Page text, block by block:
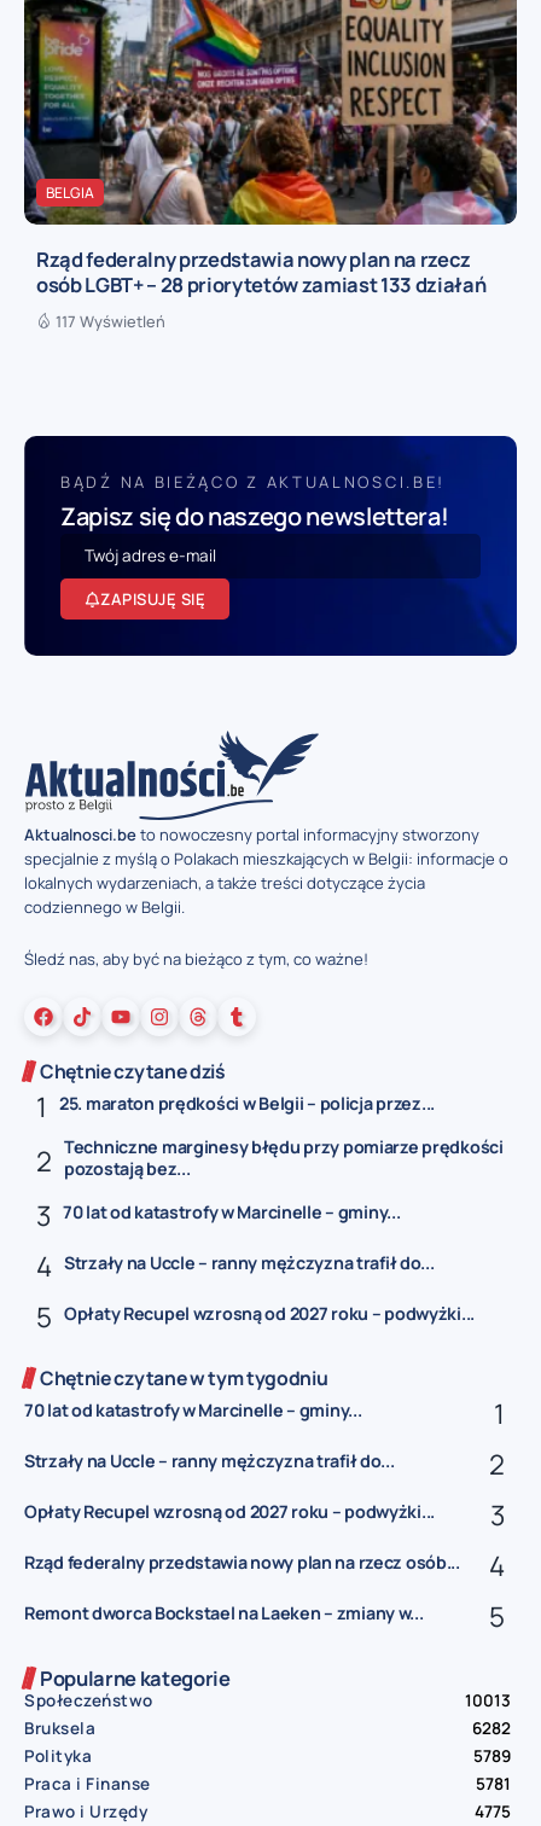
BELGIA
Rząd federalny przedstawia nowy plan na rzecz
osób LGBT+ – 28 priorytetów zamiast 133 działań
117 Wyświetleń
BĄDŹ NA BIEŻĄCO Z AKTUALNOSCI.BE!
Zapisz się do naszego newslettera!
ZAPISUJĘ SIĘ
Aktualnosci.beto nowoczesny portal informacyjny stworzony
specjalnie z myślą o Polakach mieszkających w Belgii: informacje o
lokalnych wydarzeniach, a także treści dotyczące życia
codziennego w Belgii.
Śledź nas, aby być na bieżąco z tym, co ważne!
Chętnie czytane dziś
25. maraton prędkości w Belgii – policja przez...
Techniczne marginesy błędu przy pomiarze prędkości
pozostają bez...
70 lat od katastrofy w Marcinelle – gminy...
Strzały na Uccle – ranny mężczyzna trafił do...
Opłaty Recupel wzrosną od 2027 roku – podwyżki...
Chętnie czytane w tym tygodniu
70 lat od katastrofy w Marcinelle – gminy...
Strzały na Uccle – ranny mężczyzna trafił do...
Opłaty Recupel wzrosną od 2027 roku – podwyżki...
Rząd federalny przedstawia nowy plan na rzecz osób...
Remont dworca Bockstael na Laeken – zmiany w...
Popularne kategorie
Społeczeństwo
10013
Bruksela
6282
Polityka
5789
Praca i Finanse
5781
Prawo i Urzędy
4775